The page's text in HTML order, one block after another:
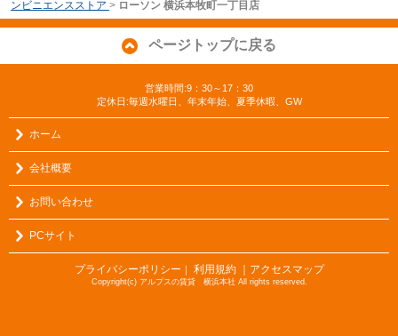
ンビニエンスストア > ローソン 横浜本牧町一丁目店
ページトップに戻る
営業時間:9：30～17：30
定休日:毎週水曜日、年末年始、夏季休暇、GW
ホーム
会社概要
お問い合わせ
PCサイト
プライバシーポリシー ｜ 利用規約 ｜アクセスマップ
Copyright(c) アルプスの賃貸 横浜本社 All rights reserved.